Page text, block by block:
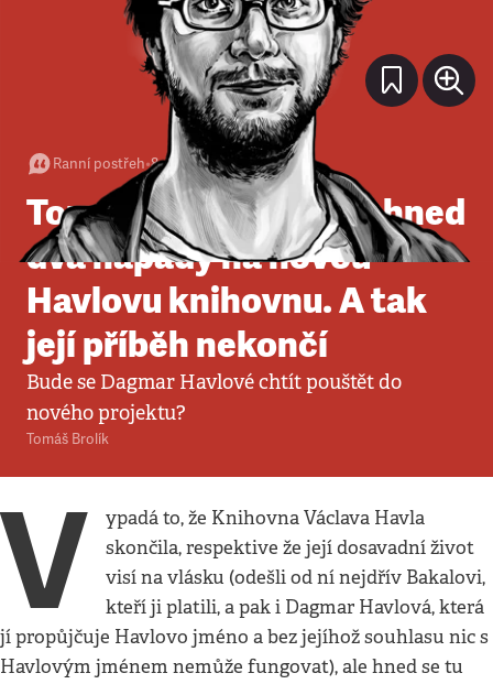
Ranní postřeh•8. 6. 2026•2 minuty
Tomáš Brolík: Jsou tu hned
dva nápady na novou
Havlovu knihovnu. A tak
její příběh nekončí
Bude se Dagmar Havlové chtít pouštět do
nového projektu?
Tomáš Brolík
V
ypadá to, že Knihovna Václava Havla
skončila, respektive že její dosavadní život
visí na vlásku (odešli od ní nejdřív Bakalovi,
kteří ji platili, a pak i Dagmar Havlová, která
jí propůjčuje Havlovo jméno a bez jejíhož souhlasu nic s
Havlovým jménem nemůže fungovat), ale hned se tu